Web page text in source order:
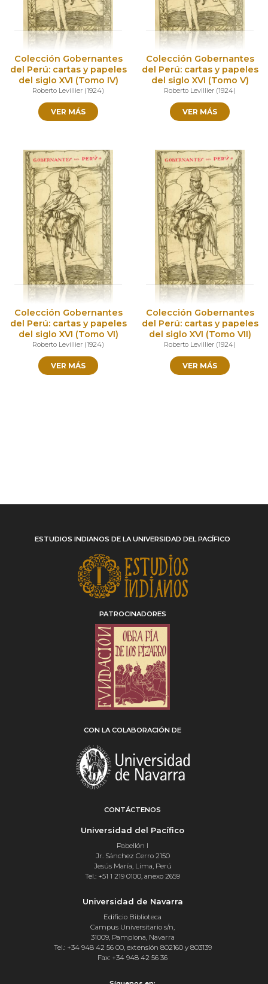
Colección Gobernantes
del Perú: cartas y papeles
del siglo XVI (Tomo IV)
Roberto Levillier (1924)
VER MÁS
Colección Gobernantes
del Perú: cartas y papeles
del siglo XVI (Tomo V)
Roberto Levillier (1924)
VER MÁS
Colección Gobernantes
del Perú: cartas y papeles
del siglo XVI (Tomo VI)
Roberto Levillier (1924)
VER MÁS
Colección Gobernantes
del Perú: cartas y papeles
del siglo XVI (Tomo VII)
Roberto Levillier (1924)
VER MÁS
ESTUDIOS INDIANOS DE LA UNIVERSIDAD DEL PACÍFICO
PATROCINADORES
CON LA COLABORACIÓN DE
CONTÁCTENOS
Universidad del Pacífico
Pabellón I
Jr. Sánchez Cerro 2150
Jesús María, Lima, Perú
Tel.: +51 1 219 0100, anexo 2659
Universidad de Navarra
Edificio Biblioteca
Campus Universitario s/n,
31009, Pamplona, Navarra
Tel.: +34 948 42 56 00, extensión 802160 y 803139
Fax: +34 948 42 56 36